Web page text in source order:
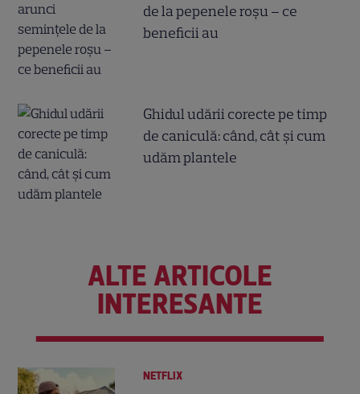
de la pepenele roșu – ce
beneficii au
Ghidul udării corecte pe timp
de caniculă: când, cât şi cum
udăm plantele
ALTE ARTICOLE
INTERESANTE
NETFLIX